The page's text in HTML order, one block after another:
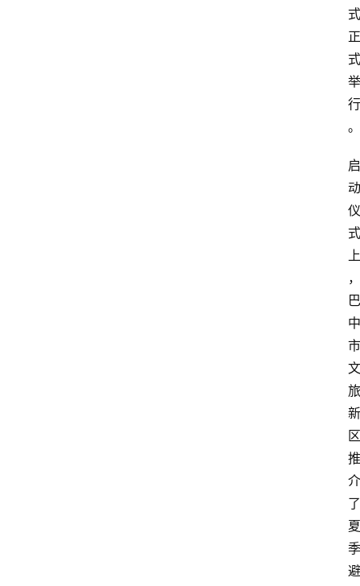
式
正
式
举
行
。
启
动
仪
式
上
，
巴
中
市
文
旅
新
区
推
介
了
夏
季
避